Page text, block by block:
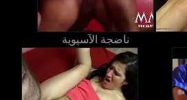
ناضجة الآسيوية